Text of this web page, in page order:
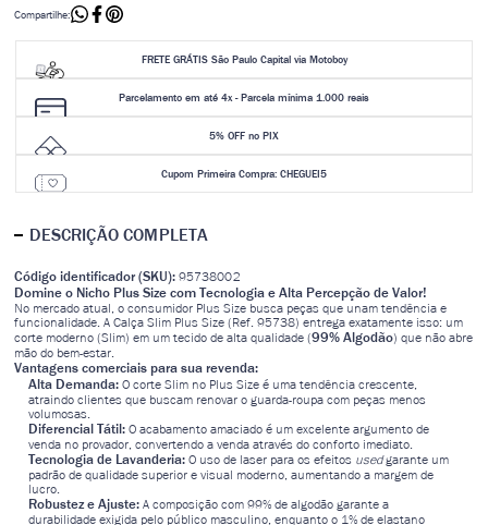
Compartilhe:
FRETE GRÁTIS São Paulo Capital via Motoboy
Parcelamento em até 4x - Parcela mínima 1.000 reais
5% OFF no PIX
Cupom Primeira Compra: CHEGUEI5
DESCRIÇÃO COMPLETA
Código identificador (SKU): 95738002
Domine o Nicho Plus Size com Tecnologia e Alta Percepção de Valor!
No mercado atual, o consumidor Plus Size busca peças que unam tendência e
funcionalidade. A Calça Slim Plus Size (Ref. 95738) entrega exatamente isso: um
corte moderno (Slim) em um tecido de alta qualidade (99% Algodão) que não abre
mão do bem-estar.
Vantagens comerciais para sua revenda:
Alta Demanda: O corte Slim no Plus Size é uma tendência crescente,
atraindo clientes que buscam renovar o guarda-roupa com peças menos
volumosas.
Diferencial Tátil: O acabamento amaciado é um excelente argumento de
venda no provador, convertendo a venda através do conforto imediato.
Tecnologia de Lavanderia: O uso de laser para os efeitos usedgarante um
padrão de qualidade superior e visual moderno, aumentando a margem de
lucro.
Robustez e Ajuste: A composição com 99% de algodão garante a
durabilidade exigida pelo público masculino, enquanto o 1% de elastano